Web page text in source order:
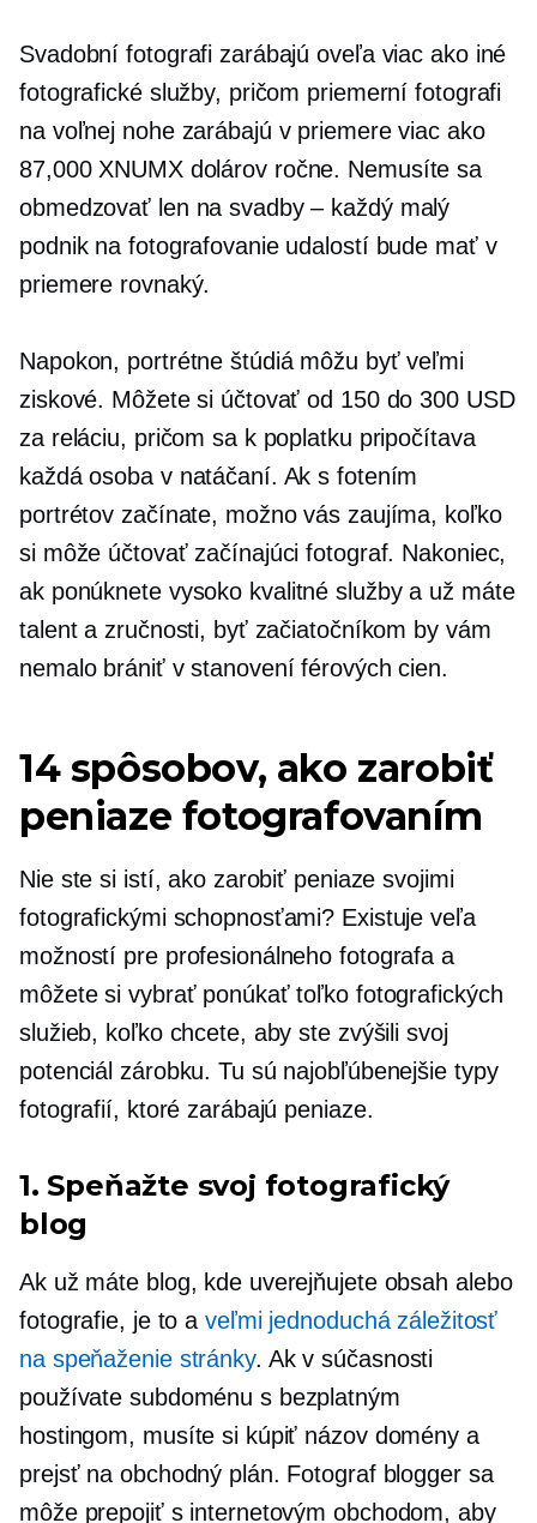
Svadobní fotografi zarábajú oveľa viac ako iné
fotografické služby, pričom priemerní fotografi
na voľnej nohe zarábajú v priemere viac ako
87,000 XNUMX dolárov ročne. Nemusíte sa
obmedzovať len na svadby – každý malý
podnik na fotografovanie udalostí bude mať v
priemere rovnaký.
Napokon, portrétne štúdiá môžu byť veľmi
ziskové. Môžete si účtovať od 150 do 300 USD
za reláciu, pričom sa k poplatku pripočítava
každá osoba v natáčaní. Ak s fotením
portrétov začínate, možno vás zaujíma, koľko
si môže účtovať začínajúci fotograf. Nakoniec,
ak ponúknete vysoko kvalitné služby a už máte
talent a zručnosti, byť začiatočníkom by vám
nemalo brániť v stanovení férových cien.
14 spôsobov, ako zarobiť
peniaze fotografovaním
Nie ste si istí, ako zarobiť peniaze svojimi
fotografickými schopnosťami? Existuje veľa
možností pre profesionálneho fotografa a
môžete si vybrať ponúkať toľko fotografických
služieb, koľko chcete, aby ste zvýšili svoj
potenciál zárobku. Tu sú najobľúbenejšie typy
fotografií, ktoré zarábajú peniaze.
1. Speňažte svoj fotografický
blog
Ak už máte blog, kde uverejňujete obsah alebo
fotografie, je to a veľmi jednoduchá záležitosť
na speňaženie stránky. Ak v súčasnosti
používate subdoménu s bezplatným
hostingom, musíte si kúpiť názov domény a
prejsť na obchodný plán. Fotograf blogger sa
môže prepojiť s internetovým obchodom, aby